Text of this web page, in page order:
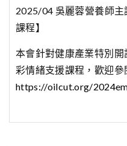
2025/04 吳麗蓉營養師
課程】
本會針對健康產業特別
彩情緒支援課程，歡迎參
https://oilcut.org/